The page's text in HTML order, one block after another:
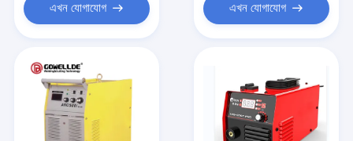
এখন যোগাযোগ এখন যোগাযোগ